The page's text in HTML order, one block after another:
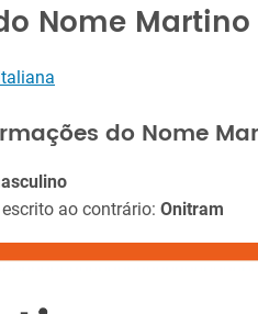
Nome Martino
do Nome
ao contrário: Onitram